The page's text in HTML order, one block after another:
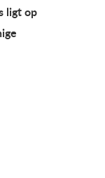
ligt op